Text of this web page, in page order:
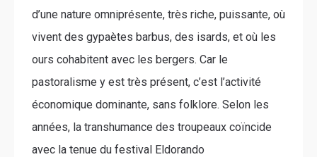
d’une nature omniprésente, très riche, puissante, où
vivent des gypaètes barbus, des isards, et où les
ours cohabitent avec les bergers. Car le
pastoralisme y est très présent, c’est l’activité
économique dominante, sans folklore. Selon les
années, la transhumance des troupeaux coïncide
avec la tenue du festival Eldorando